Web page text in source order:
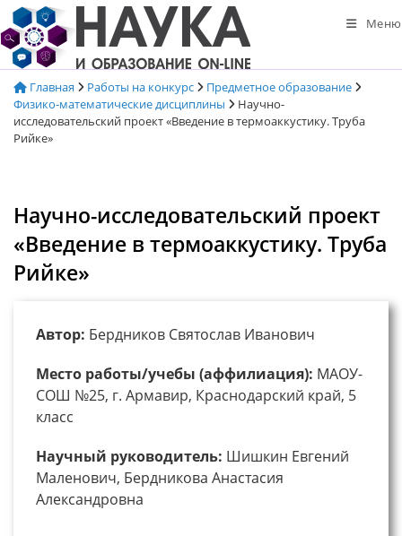
Перейти
к
содержимому
Меню
Главная Работы на конкурс
Предметное образование
Физико-математические дисциплины
Научно-
исследовательский проект «Введение в термоаккустику. Труба
Рийке»
Научно-исследовательский проект
«Введение в термоаккустику. Труба
Рийке»
Автор: Бердников Святослав Иванович
Место работы/учебы (аффилиация): МАОУ-
СОШ №25, г. Армавир, Краснодарский край, 5
класс
Научный руководитель: Шишкин Евгений
Маленович, Бердникова Анастасия
Александровна